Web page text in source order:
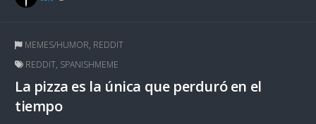
MEMES/HUMOR, REDDIT
REDDIT, SPANISHMEME
La pizza es la única que perduró en el
tiempo